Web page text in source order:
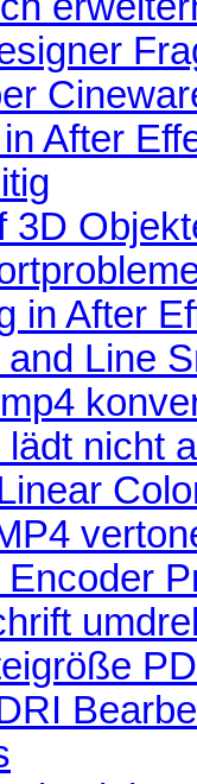
After
3D
in After
Line
nicht